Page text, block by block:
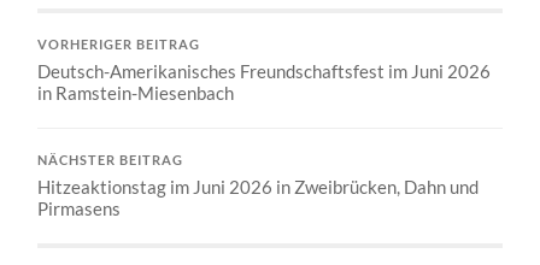
VORHERIGER BEITRAG
Deutsch-Amerikanisches Freundschaftsfest im Juni 2026
in Ramstein-Miesenbach
NÄCHSTER BEITRAG
Hitzeaktionstag im Juni 2026 in Zweibrücken, Dahn und
Pirmasens